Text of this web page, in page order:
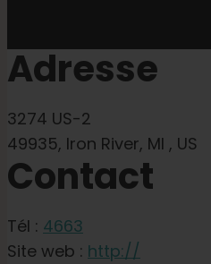
Adresse
3274 US-2
49935, Iron River, MI , US
Contact
Tél : 4663
Site web : http://